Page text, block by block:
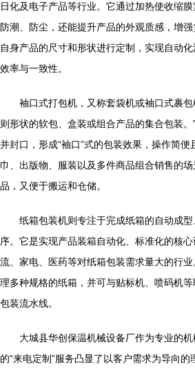
日化及电子产品等行业。它通过加热使收缩
防潮、防尘，还能提升产品的外观质感，增
自身产品的尺寸和形状进行定制，实现自动
效率与一致性。
袖口式打包机，又称套袋机或袖口式裹
则形状的软包、盒装或组合产品的集合包装
并封口，形成“袖口”式的包装效果，操作简
巾、出版物、服装以及多件商品组合销售的
品，又便于搬运和仓储。
纸箱包装机则专注于完成纸箱的自动成
序。它是实现产品装箱自动化、标准化的核
流、家电、医药等对纸箱包装需求量大的行
理多种规格的纸箱，并可与贴标机、喷码机
包装流水线。
大城县华创保温机械设备厂作为专业的
的“来电定制”服务凸显了以客户需求为导向